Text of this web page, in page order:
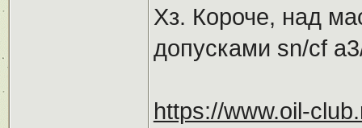
Хз. Короче, над
допусками sn/cf
https://www.oil-